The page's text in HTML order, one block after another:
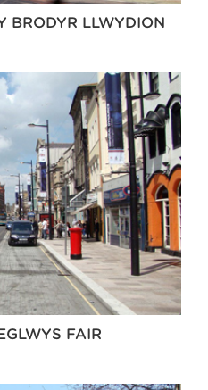
BRODYR LLWYDION
FAIR